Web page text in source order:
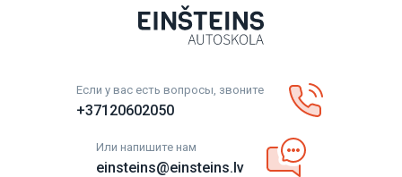
Если у вас есть вопросы, звоните
+37120602050
Или напишите нам
einsteins@einsteins.lv